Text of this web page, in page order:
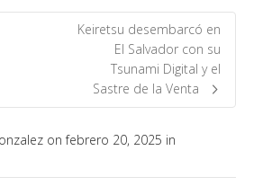
the brandour legacy.
Keiretsu desembarcó en
El Salvador con su
Tsunami Digital y el
Sastre de la Venta
onfebrero 20, 2025 in